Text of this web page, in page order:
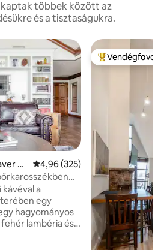
többek között az
és a tisztaságukra.
Cr
Átlagos értékelés: 5/4,96, 325
4,96 (325)
a
egy
hagyományos
lambéria és
Kiemelt
Vendégfavorit